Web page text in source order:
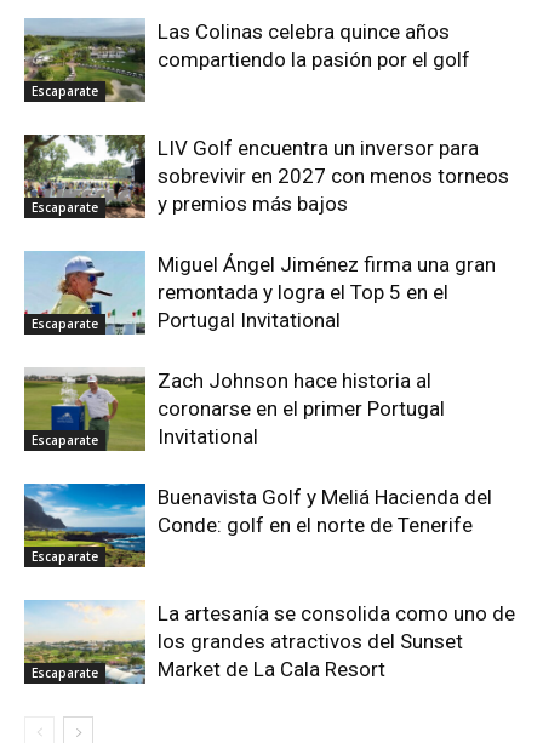
Escaparate
Las Colinas celebra quince años
compartiendo la pasión por el golf
Escaparate
LIV Golf encuentra un inversor para
sobrevivir en 2027 con menos torneos
y premios más bajos
Escaparate
Miguel Ángel Jiménez firma una gran
remontada y logra el Top 5 en el
Portugal Invitational
Escaparate
Zach Johnson hace historia al
coronarse en el primer Portugal
Invitational
Escaparate
Buenavista Golf y Meliá Hacienda del
Conde: golf en el norte de Tenerife
Escaparate
La artesanía se consolida como uno de
los grandes atractivos del Sunset
Market de La Cala Resort